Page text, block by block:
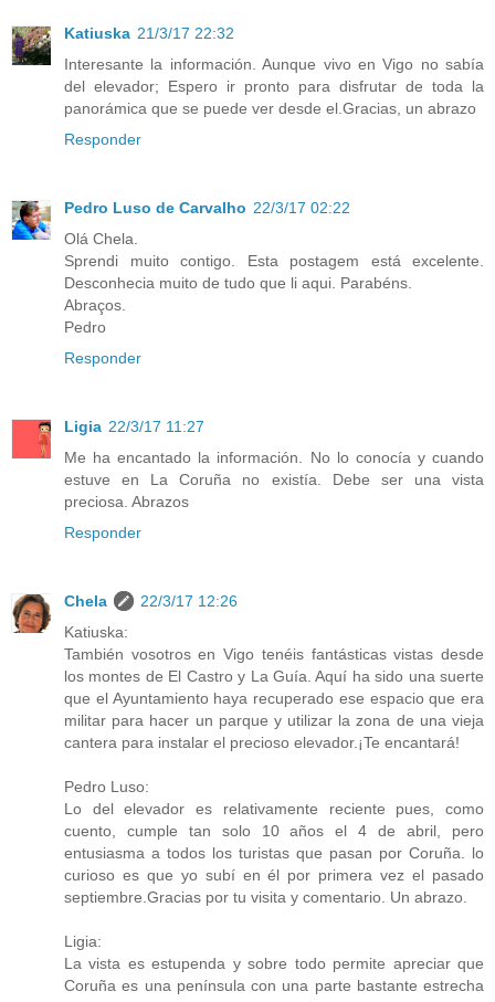
Katiuska 21/3/17 22:32
Interesante la información. Aunque vivo en Vigo no sabía
del elevador; Espero ir pronto para disfrutar de toda la
panorámica que se puede ver desde el.Gracias, un abrazo
Responder
Pedro Luso de Carvalho 22/3/17 02:22
Olá Chela.
Sprendi muito contigo. Esta postagem está excelente.
Desconhecia muito de tudo que li aqui. Parabéns.
Abraços.
Pedro
Responder
Ligia 22/3/17 11:27
Me ha encantado la información. No lo conocía y cuando
estuve en La Coruña no existía. Debe ser una vista
preciosa. Abrazos
Responder
Chela
22/3/17 12:26
Katiuska:
También vosotros en Vigo tenéis fantásticas vistas desde
los montes de El Castro y La Guía. Aquí ha sido una suerte
que el Ayuntamiento haya recuperado ese espacio que era
militar para hacer un parque y utilizar la zona de una vieja
cantera para instalar el precioso elevador.¡Te encantará!
Pedro Luso:
Lo del elevador es relativamente reciente pues, como
cuento, cumple tan solo 10 años el 4 de abril, pero
entusiasma a todos los turistas que pasan por Coruña. lo
curioso es que yo subí en él por primera vez el pasado
septiembre.Gracias por tu visita y comentario. Un abrazo.
Ligia:
La vista es estupenda y sobre todo permite apreciar que
Coruña es una península con una parte bastante estrecha